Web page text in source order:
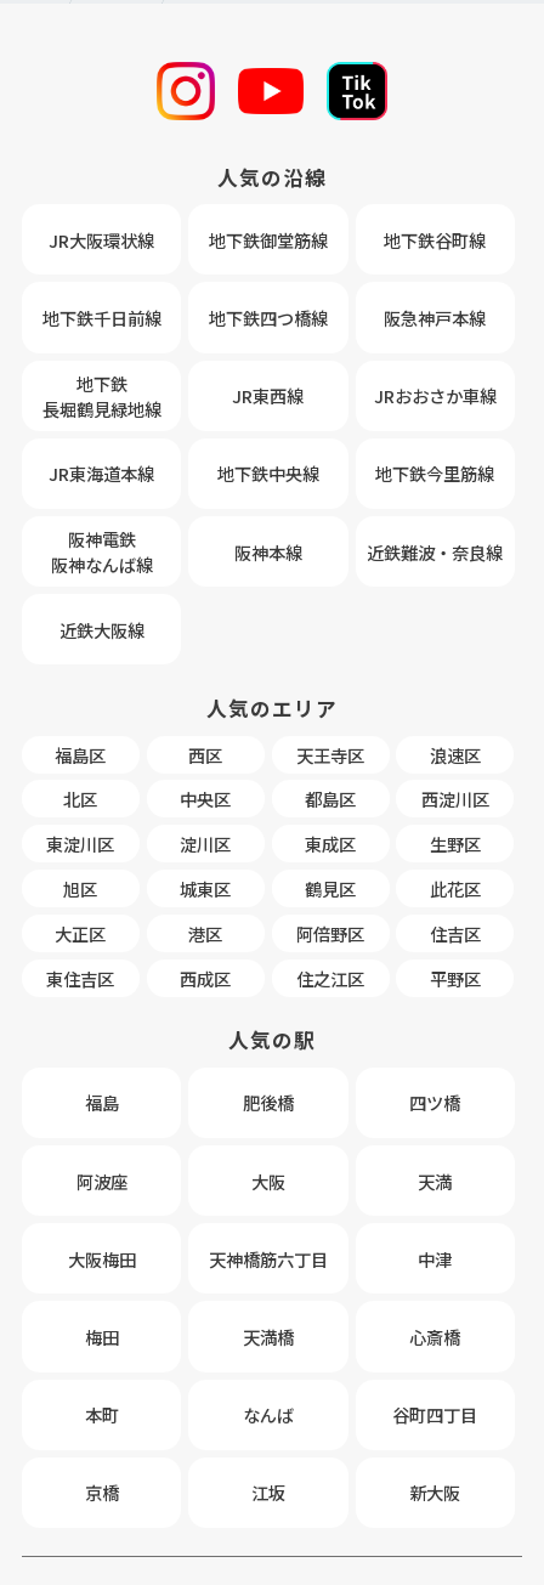
人気の沿線
JR大阪環状線 地下鉄御堂筋線 地下鉄谷町線
地下鉄千日前線 地下鉄四つ橋線 阪急神戸本線
地下鉄
長堀鶴見緑地線
JR東西線 JRおおさか車線
JR東海道本線 地下鉄中央線 地下鉄今里筋線
阪神電鉄
阪神なんば線
阪神本線 近鉄難波・奈良線
近鉄大阪線
人気のエリア
福島区 西区 天王寺区
浪速区
北区
中央区 都島区
西淀川区
東淀川区
淀川区 東成区
生野区
旭区
城東区 鶴見区
此花区
大正区
港区 阿倍野区
住吉区
東住吉区
西成区 住之江区 平野区
人気の駅
福島 肥後橋 四ツ橋
阿波座 大阪 天満
大阪梅田 天神橋筋六丁目 中津
梅田 天満橋 心斎橋
本町 なんば 谷町四丁目
京橋 江坂 新大阪